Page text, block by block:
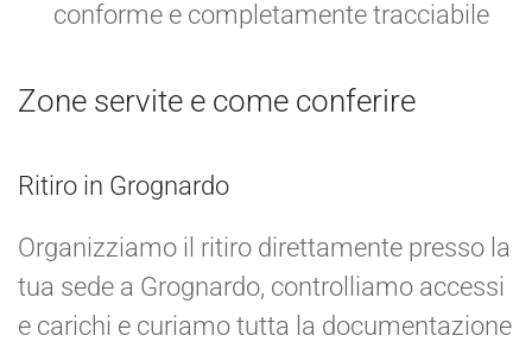
conforme e completamente tracciabile
Zone servite e come conferire
Ritiro in Grognardo
Organizziamo il ritiro direttamente presso la
tua sede a Grognardo, controlliamo accessi
e carichi e curiamo tutta la documentazione